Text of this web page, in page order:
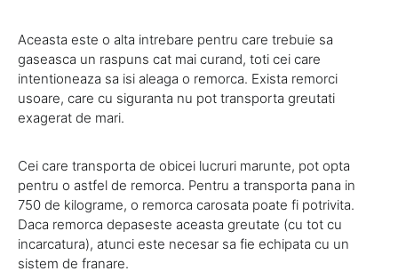
Aceasta este o alta intrebare pentru care trebuie sa
gaseasca un raspuns cat mai curand, toti cei care
intentioneaza sa isi aleaga o remorca. Exista remorci
usoare, care cu siguranta nu pot transporta greutati
exagerat de mari.
Cei care transporta de obicei lucruri marunte, pot opta
pentru o astfel de remorca. Pentru a transporta pana in
750 de kilograme, o remorca carosata poate fi potrivita.
Daca remorca depaseste aceasta greutate (cu tot cu
incarcatura), atunci este necesar sa fie echipata cu un
sistem de franare.